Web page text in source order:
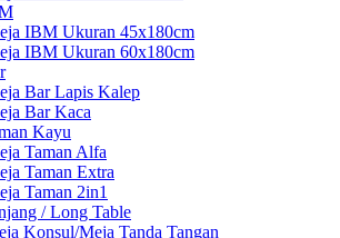
IBM Ukuran 45x180cm
IBM Ukuran 60x180cm
Bar Lapis Kalep
Bar Kaca
Kayu
Taman Alfa
Taman Extra
Taman 2in1
/ Long Table
Konsul/Meja Tanda Tangan